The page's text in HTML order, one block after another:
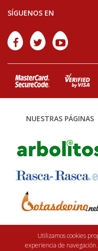
Utilizamos cookies
experiencia de
SÍGUENOS EN
NUESTRAS PÁGINAS
Finca Casarejo 2026. Núcleo
<Rebuilding ideas/>